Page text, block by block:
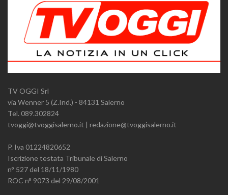
TV OGGI Srl
via Wenner 5 (Z.Ind.) - 84131 Salerno
Tel. 089.302824
tvoggi@tvoggisalerno.it | redazione@tvoggisalerno.it
P. Iva 01224820652
Iscrizione testata Tribunale di Salerno
n° 527 del 18/11/1980
ROC n° 9073 del 29/08/2001